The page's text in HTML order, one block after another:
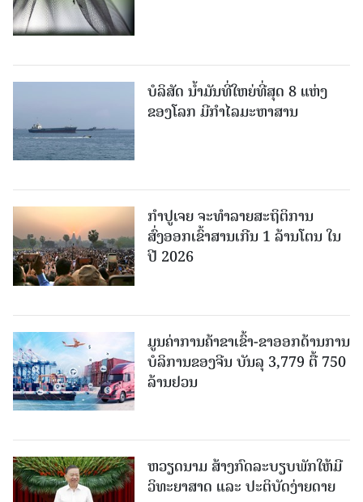
ບໍລິສັດ ນ້ຳມັນທີ່ໃຫຍ່ທີ່ສຸດ 8 ແຫ່ງ
ຂອງໂລກ ມີກຳໄລມະຫາສານ
ກຳປູເຈຍ ຈະທຳລາຍສະຖິຕິການ
ສົ່ງອອກເຂົ້າສານເກີນ 1 ລ້ານໂຕນ ໃນ
ປີ 2026
ມູນຄ່າການຄ້າຂາເຂົ້າ-ຂາອອກດ້ານການ
ບໍລິການຂອງຈີນ ບັນລຸ 3,779 ຕື້ 750
ລ້ານຢວນ
ຫວຽດນາມ ສ້າງກົດລະບຽບພັກໃຫ້ມີ
ວິທະຍາສາດ ແລະ ປະຕິບັດງ່າຍດາຍ